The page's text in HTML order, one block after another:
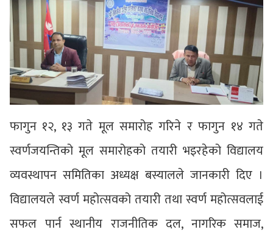
फागुन १२, १३ गते मूल समारोह गरिने र फागुन १४ गते
स्वर्णजयन्तिको मूल समारोहको तयारी भइरहेको विद्यालय
व्यवस्थापन समितिका अध्यक्ष बस्यालले जानकारी दिए ।
विद्यालयले स्वर्ण महोत्सवको तयारी तथा स्वर्ण महोत्सवलाई
सफल पार्न स्थानीय राजनीतिक दल, नागरिक समाज,